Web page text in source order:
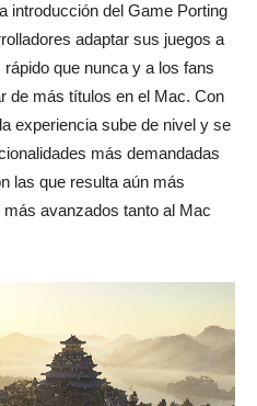
introducción del Game Porting
adaptar sus juegos a
que nunca y a los fans
de más títulos en el Mac. Con
experiencia sube de nivel y se
más demandadas
las que resulta aún más
avanzados tanto al Mac